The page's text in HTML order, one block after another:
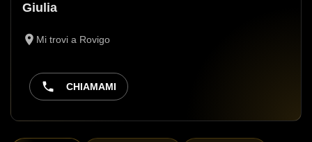
Giulia
Mi trovi a Rovigo
CHIAMAMI